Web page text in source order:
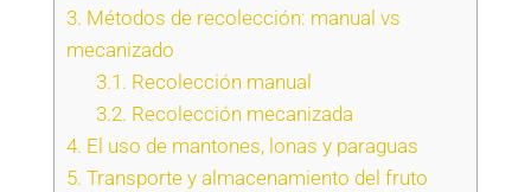
3. Métodos de recolección: manual vs
mecanizado
3.1. Recolección manual
3.2. Recolección mecanizada
4. El uso de mantones, lonas y paraguas
5. Transporte y almacenamiento del fruto